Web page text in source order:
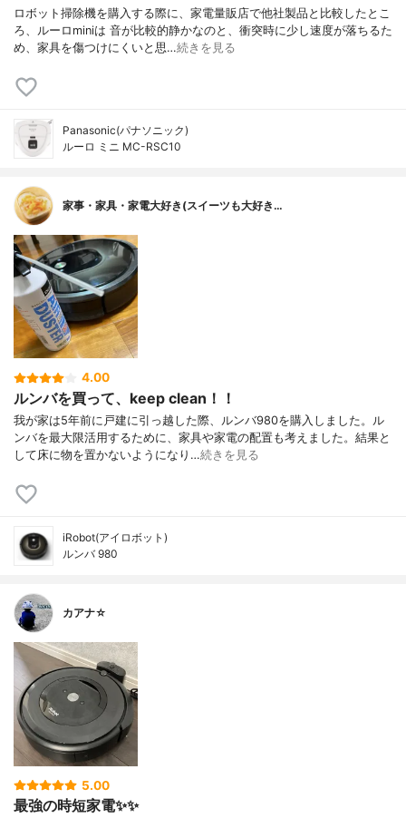
ロボット掃除機を購入する際に、家電量販店で他社製品と比較したとこ
ろ、ルーロminiは 音が比較的静かなのと、衝突時に少し速度が落ちるた
め、家具を傷つけにくいと思…続きを見る
Panasonic(パナソニック)
ルーロ ミニ MC-RSC10
家事・家具・家電大好き(スイーツも大好き…
4.00
ルンバを買って、keep clean！！
我が家は5年前に戸建に引っ越した際、ルンバ980を購入しました。ル
ンバを最大限活用するために、家具や家電の配置も考えました。結果と
して床に物を置かないようになり…続きを見る
iRobot(アイロボット)
ルンバ 980
カアナ☆
5.00
最強の時短家電✨✨